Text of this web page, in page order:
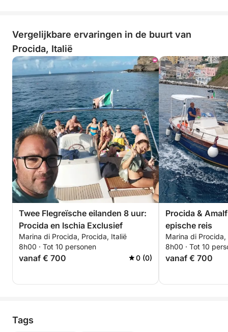
Vergelijkbare ervaringen in de buurt van
Procida, Italië
Twee Flegreïsche eilanden 8 uur:
Procida en Ischia Exclusief
Marina di Procida, Procida, Italië
8h00 · Tot 10 personen
vanaf € 700 0 (0)
Procida &
epische reis
Marina di
8h00 · Tot 10
vanaf € 700
Tags